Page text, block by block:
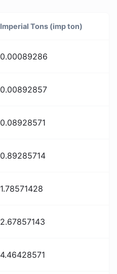
Imperial Tons (imp ton)
0.00089286
0.00892857
0.08928571
0.89285714
1.78571428
2.67857143
4.46428571